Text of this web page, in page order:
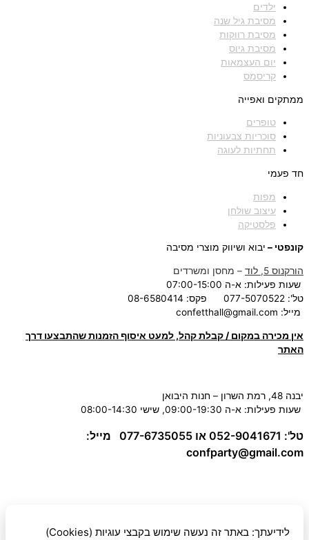
ילדים
מסיבת גיל שנה
מסיבת רווקות
מסיבת גיוס
יום העצמאות
קריסמס
ממתקים ואפייה
טופרים
סוכריות צבעוניות
תחתיות לעוגה
חד פעמי
מפות
עיצוב שולחן
פלסטיקה
קונפטי – יבוא ושיווק מוצרי מסיבה
הורקנוס 5, לוד
– מחסן ומשרדים
שעות פעילות: א-ה 07:00-15:00
טל': 077-5070522
מייל: confetthall@gmail.com
אין מכירה במקום / קבלת קהל, למעט איסוף הזמנות שהתבצעו דרך
האתר
יבנה 48, רמת השרון – חנות היבואן
שעות פעילות: א-ה 09:00-19:30, שישי 08:00-14:30
טל': 052-9041671 או 077-6735055
מייל:
confparty@gmail.com
לידיעתך: באתר זה נעשה שימוש בקבצי עוגיות (Cookies)